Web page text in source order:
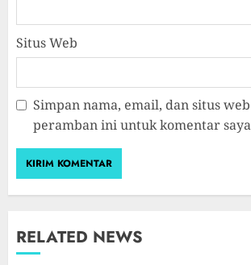
Situs Web
Simpan nama, email, dan situs
peramban ini untuk komentar
RELATED NEWS